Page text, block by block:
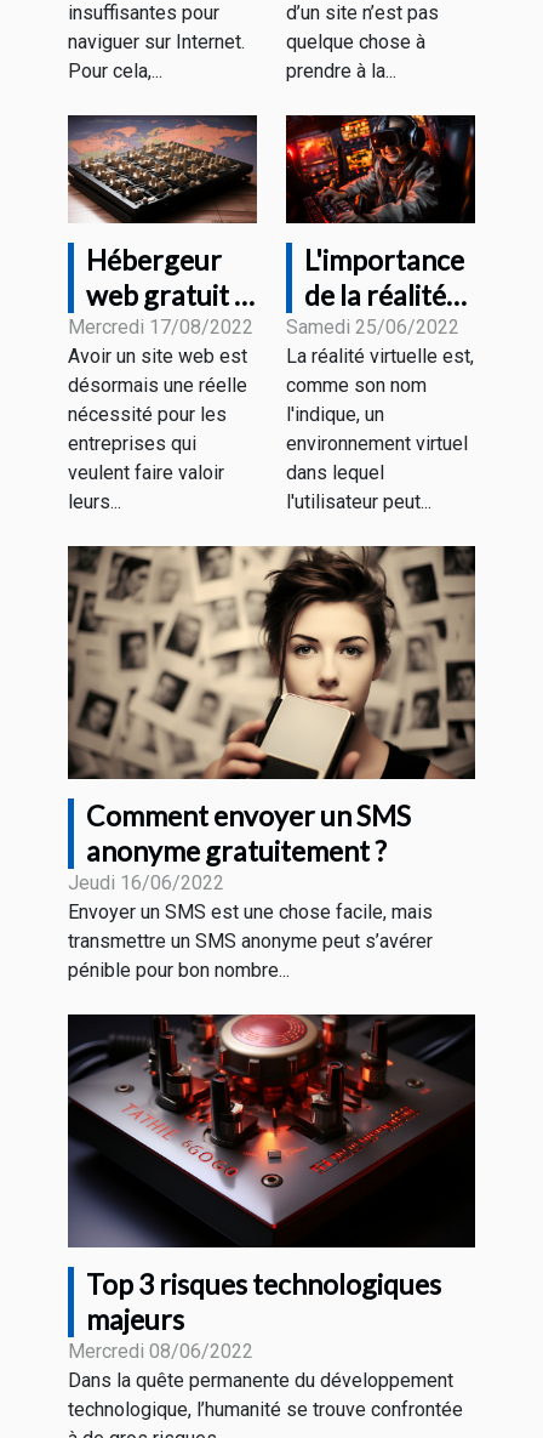
insuffisantes pour
naviguer sur Internet.
Pour cela,...
d’un site n’est pas
quelque chose à
prendre à la...
Hébergeur
web gratuit :
quelques
critères pour
faire un bon
choix
Mercredi 17/08/2022
Avoir un site web est
désormais une réelle
nécessité pour les
entreprises qui
veulent faire valoir
leurs...
L'importance
de la réalité
virtuelle
Samedi 25/06/2022
La réalité virtuelle est,
comme son nom
l'indique, un
environnement virtuel
dans lequel
l'utilisateur peut...
Comment envoyer un SMS
anonyme gratuitement ?
Jeudi 16/06/2022
Envoyer un SMS est une chose facile, mais
transmettre un SMS anonyme peut s’avérer
pénible pour bon nombre...
Top 3 risques technologiques
majeurs
Mercredi 08/06/2022
Dans la quête permanente du développement
technologique, l’humanité se trouve confrontée